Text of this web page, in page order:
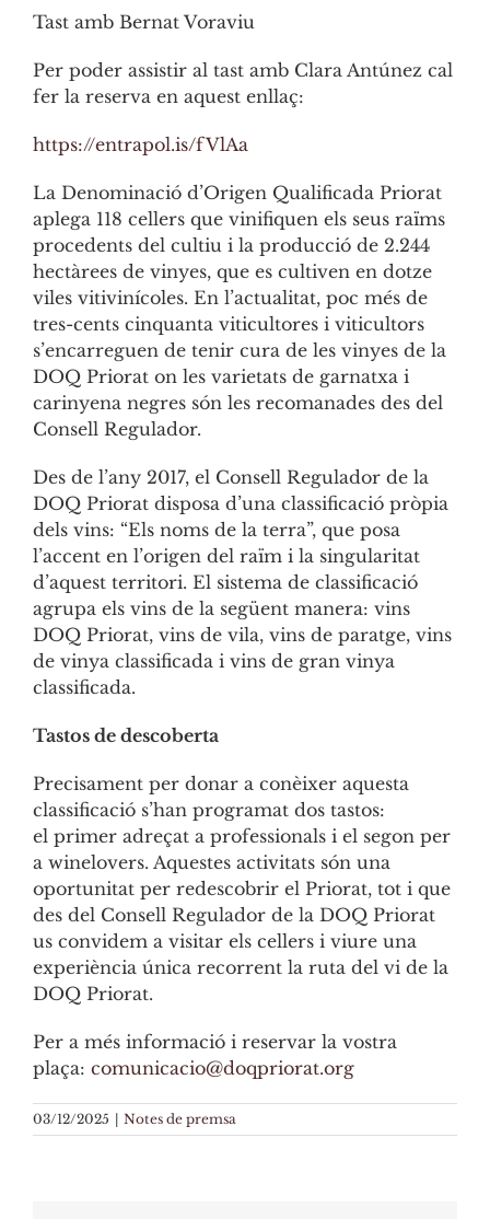
Tast amb Bernat Voraviu
Per poder assistir al tast amb Clara Antúnez cal
fer la reserva en aquest enllaç:
https://entrapol.is/fVlAa
La Denominació d’Origen Qualificada Priorat
aplega 118 cellers que vinifiquen els seus raïms
procedents del cultiu i la producció de 2.244
hectàrees de vinyes, que es cultiven en dotze
viles vitivinícoles. En l’actualitat, poc més de
tres-cents cinquanta viticultores i viticultors
s’encarreguen de tenir cura de les vinyes de la
DOQ Priorat on les varietats de garnatxa i
carinyena negres són les recomanades des del
Consell Regulador.
Des de l’any 2017, el Consell Regulador de la
DOQ Priorat disposa d’una classificació pròpia
dels vins: “Els noms de la terra”, que posa
l’accent en l’origen del raïm i la singularitat
d’aquest territori. El sistema de classificació
agrupa els vins de la següent manera: vins
DOQ Priorat, vins de vila, vins de paratge, vins
de vinya classificada i vins de gran vinya
classificada.
Tastos de descoberta
Precisament per donar a conèixer aquesta
classificació s’han programat dos tastos:
el primer adreçat a professionals i el segon per
a winelovers. Aquestes activitats són una
oportunitat per redescobrir el Priorat, tot i que
des del Consell Regulador de la DOQ Priorat
us convidem a visitar els cellers i viure una
experiència única recorrent la ruta del vi de la
DOQ Priorat.
Per a més informació i reservar la vostra
plaça: comunicacio@doqpriorat.org
03/12/2025 | Notes de premsa